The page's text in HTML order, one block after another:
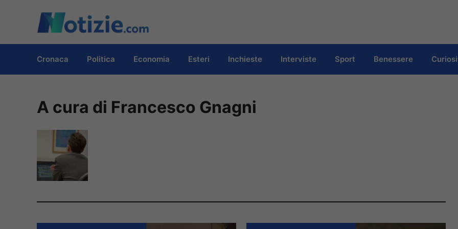
contenuto
Cronaca Politica Economia Esteri Inchieste Interviste Sport Benessere
A cura di Francesco Gnagni